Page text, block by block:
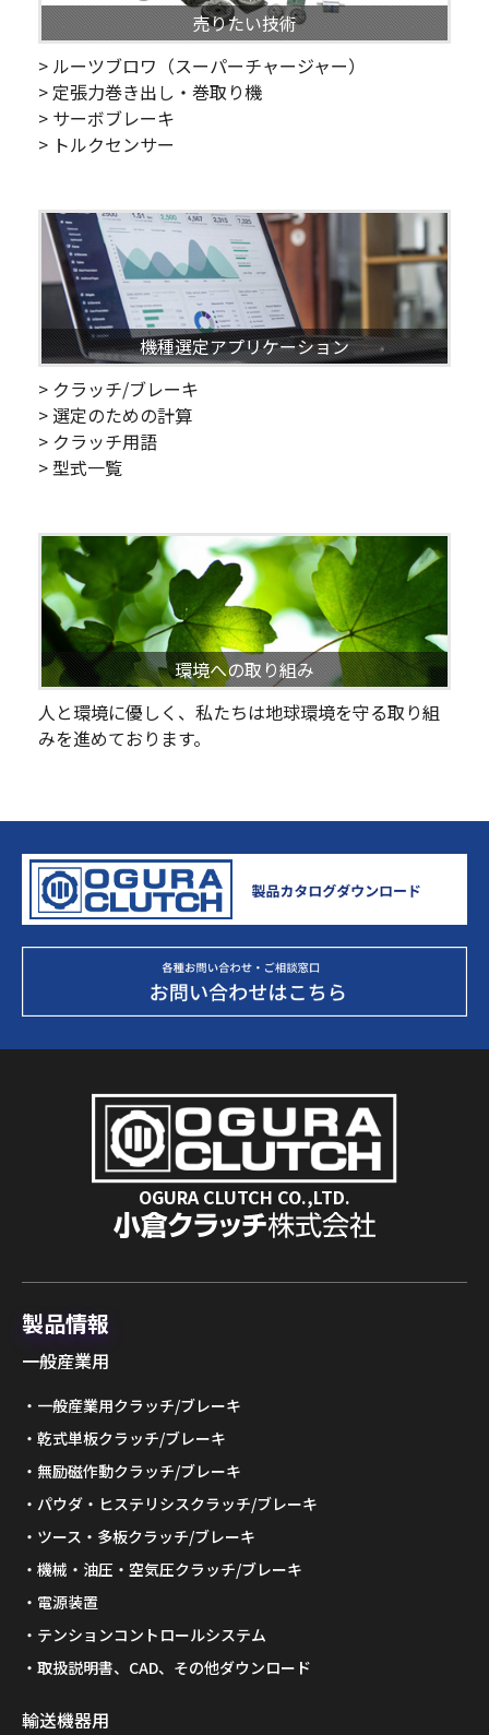
売りたい技術
> ルーツブロワ（スーパーチャージャー）
> 定張力巻き出し・巻取り機
> サーボブレーキ
> トルクセンサー
機種選定アプリケーション
> クラッチ/ブレーキ
> 選定のための計算
> クラッチ用語
> 型式一覧
環境への取り組み
人と環境に優しく、私たちは地球環境を守る取り組
みを進めております。
OGURA CLUTCH CO.,LTD.
製品情報
一般産業用
一般産業用クラッチ/ブレーキ
乾式単板クラッチ/ブレーキ
無励磁作動クラッチ/ブレーキ
パウダ・ヒステリシスクラッチ/ブレーキ
ツース・多板クラッチ/ブレーキ
機械・油圧・空気圧クラッチ/ブレーキ
電源装置
テンションコントロールシステム
取扱説明書、CAD、その他ダウンロード
輸送機器用